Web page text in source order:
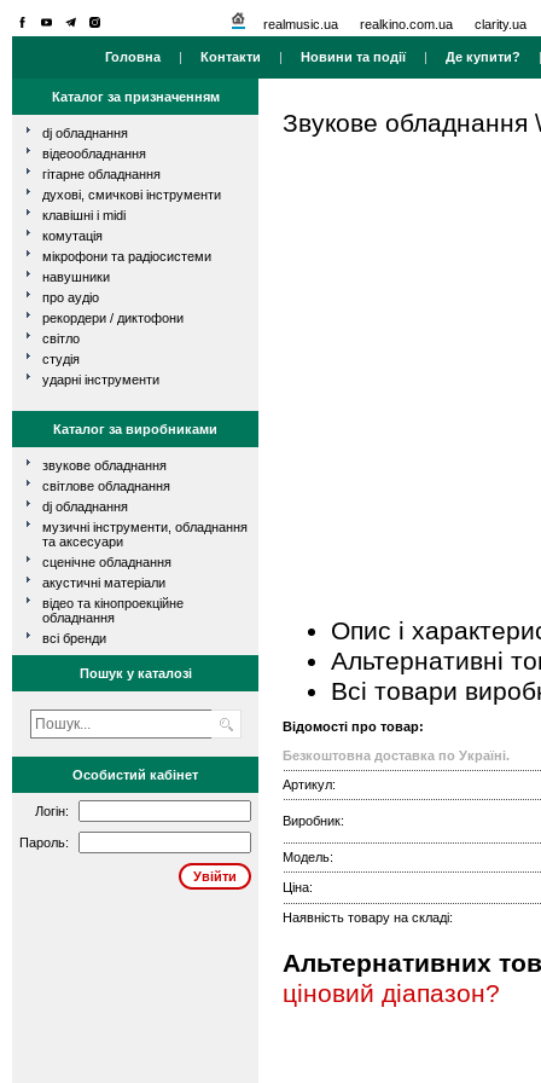
realmusic.ua realkino.com.ua clarity.ua
Головна | Контакти | Новини та події| Де купити?
Каталог за призначенням
dj обладнання
відеообладнання
гітарне обладнання
духові, смичкові інструменти
клавішні і midi
комутація
мікрофони та радіосистеми
навушники
про аудіо
рекордери / диктофони
світло
студія
ударні інструменти
Каталог за виробниками
звукове обладнання
світлове обладнання
dj обладнання
музичні інструменти, обладнання
та аксесуари
сценічне обладнання
акустичні матеріали
відео та кінопроекційне
обладнання
всі бренди
Пошук у каталозі
Особистий кабінет
Логін:
Пароль:
Звукове обладнання
Опис і
Альтернативні
Всі товари
Відомості про товар:
Безкоштовна доставка по Україні.
Артикул:
Виробник:
Модель:
Ціна:
Наявність товару на складі:
Альтернативних
ціновий діапазон?